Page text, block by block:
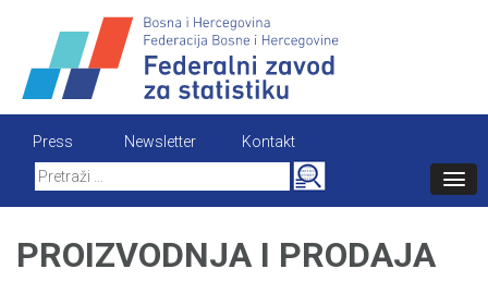
content
Press Newsletter
Kontakt
Search
for:
PROIZVODNJA I PRODAJA